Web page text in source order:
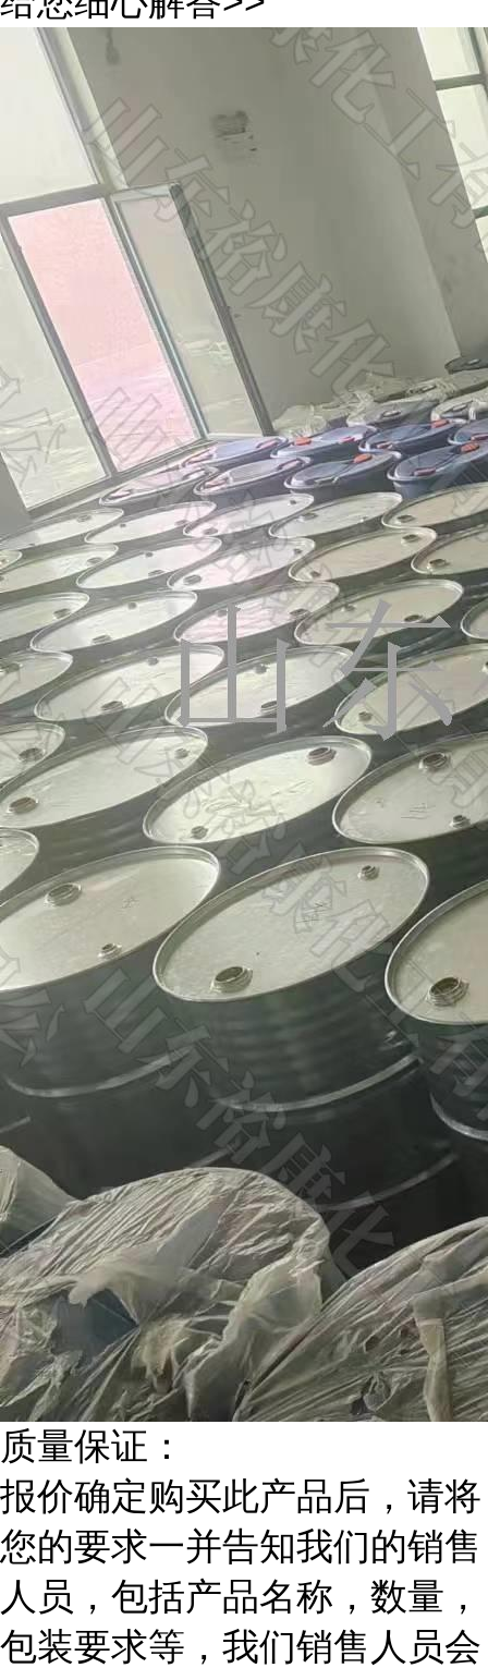
质量保证：
报价确定购买此产品后，请将
您的要求一并告知我们的销售
人员，包括产品名称，数量，
包装要求等，我们销售人员会